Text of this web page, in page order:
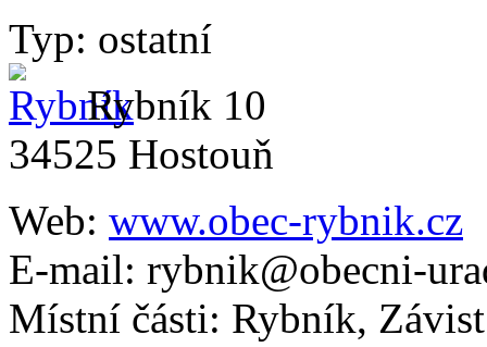
Typ: ostatní
Rybník 10
34525 Hostouň
Web: www.obec-rybnik.cz
E-mail: rybnik@obecni-
Místní části: Rybník, Závist